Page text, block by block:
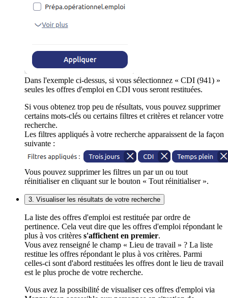
Dans l'exemple ci-dessus, si vous sélectionnez « CDI (941) »
seules les offres d'emploi en CDI vous seront restituées.
Si vous obtenez trop peu de résultats, vous pouvez supprimer
certains mots-clés ou certains filtres et critères et relancer votre
recherche.
Les filtres appliqués à votre recherche apparaissent de la façon
suivante :
Vous pouvez supprimer les filtres un par un ou tout
réinitialiser en cliquant sur le bouton « Tout réinitialiser ».
3. Visualiser les résultats de votre recherche
La liste des offres d'emploi est restituée par ordre de
pertinence. Cela veut dire que les offres d'emploi répondant le
plus à vos critères s'affichent en premier.
Vous avez renseigné le champ « Lieu de travail » ? La liste
restitue les offres répondant le plus à vos critères. Parmi
celles-ci sont d'abord restituées les offres dont le lieu de travail
est le plus proche de votre recherche.
Vous avez la possibilité de visualiser ces offres d'emploi via